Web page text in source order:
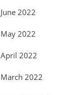
June 2022
May 2022
April 2022
March 2022